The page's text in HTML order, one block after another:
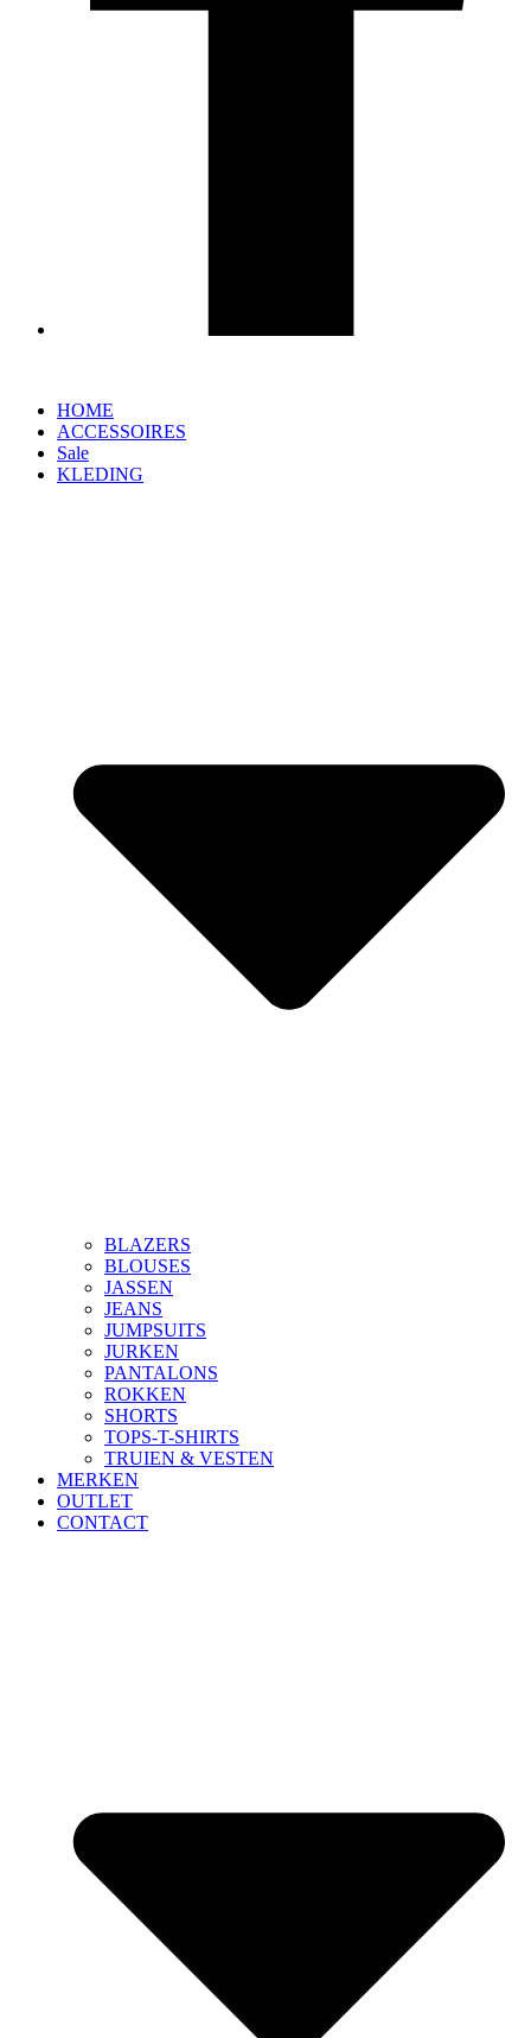
HOME
ACCESSOIRES
Sale
KLEDING
BLAZERS
BLOUSES
JASSEN
JEANS
JUMPSUITS
JURKEN
PANTALONS
ROKKEN
SHORTS
TOPS-T-SHIRTS
TRUIEN & VESTEN
MERKEN
OUTLET
CONTACT